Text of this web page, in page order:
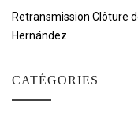
Retransmission Clôture
Hernández
CATÉGORIES